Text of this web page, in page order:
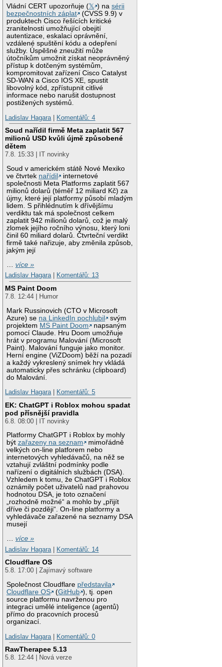
Vládní CERT upozorňuje (𝕏 ) nasérii
bezpečnostních záplat
(CVSS 9.9) v
produktech Cisco řešících kritické
zranitelnosti umožňující obejití
autentizace, eskalaci oprávnění,
vzdálené spuštění kódu a odepření
služby. Úspěšné zneužití může
útočníkům umožnit získat neoprávněný
přístup k dotčeným systémům,
kompromitovat zařízení Cisco Catalyst
SD-WAN a Cisco IOS XE, spustit
libovolný kód, zpřístupnit citlivé
informace nebo narušit dostupnost
postižených systémů.
Ladislav Hagara
Komentářů: 4
Soud nařídil firmě Meta zaplatit 567
milionů USD kvůli újmě způsobené
dětem
7.8. 15:33 | IT novinky
Soud v americkém státě Nové Mexiko
ve čtvrtek nařídil
internetové
společnosti Meta Platforms zaplatit 567
milionů dolarů (téměř 12 miliard Kč) za
újmy, které její platformy působí mladým
lidem. S přihlédnutím k dřívějšímu
verdiktu tak má společnost celkem
zaplatit 942 milionů dolarů, což je malý
zlomek jejího ročního výnosu, který loni
činil 60 miliard dolarů. Čtvrteční verdikt
firmě také nařizuje, aby změnila způsob,
jakým její
…více »
Ladislav Hagara| Komentářů: 13
MS Paint Doom
7.8. 12:44 | Humor
Mark Russinovich (CTO v Microsoft
Azure) se na LinkedIn pochlubil
svým
projektem MS Paint Doom
napsaným
pomocí Claude. Hru Doom umožňuje
hrát v programu Malování (Microsoft
Paint). Malování funguje jako monitor.
Herní engine (ViZDoom) běží na pozadí
a každý vykreslený snímek hry vkládá
automaticky přes schránku (clipboard)
do Malování.
Ladislav Hagara| Komentářů: 5
EK: ChatGPT i Roblox mohou spadat
pod přísnější pravidla
6.8. 08:00 | IT novinky
Platformy ChatGPT i Roblox by mohly
býtzařazeny na seznam
mimořádně
velkých on-line platforem nebo
internetových vyhledávačů, na něž se
vztahují zvláštní podmínky podle
nařízení o digitálních službách (DSA).
Vzhledem k tomu, že ChatGPT i Roblox
oznámily počet uživatelů nad prahovou
hodnotou DSA, je toto označení
„rozhodně možné“ a mohlo by „přijít
dříve či později“. On-line platformy a
vyhledávače zařazené na seznamy DSA
musejí
…více »
Ladislav Hagara | Komentářů: 14
Cloudflare OS
5.8. 17:00 | Zajímavý software
Společnost Cloudflare představila
Cloudflare OS
(GitHub ), tj. open
source platformu navrženou pro
integraci umělé inteligence (agentů)
přímo do pracovních procesů
organizací.
Ladislav Hagara | Komentářů: 0
RawTherapee 5.13
5.8. 12:44 | Nová verze